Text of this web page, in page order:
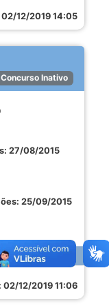
12/2019 14:05
Concurso Inativo
27/08/2015
25/09/2015
Ver detalhes
02/12/2019 11:06